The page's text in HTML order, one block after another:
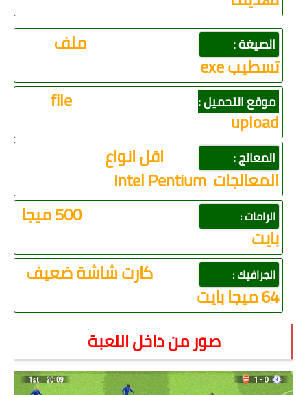
الصيغة : ملف
تسطيب exe
موقع التحميل : file
upload
المعالج : اقل انواع
المعالجاتIntel Pentium
الرامات : 500 ميجا
بايت
الجرافيك : كارت شاشة ضعيف
64 ميجا بايت
صور من داخل اللعبة